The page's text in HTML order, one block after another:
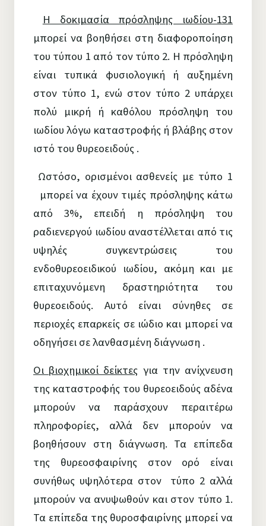
Η δοκιμασία πρόσληψης ιωδίου-131
μπορεί να βοηθήσει στη διαφοροποίηση
του τύπου 1 από τον τύπο 2. Η πρόσληψη
είναι τυπικά φυσιολογική ή αυξημένη
στον τύπο 1, ενώ στον τύπο 2 υπάρχει
πολύ μικρή ή καθόλου πρόσληψη του
ιωδίου λόγω καταστροφής ή βλάβης στον
ιστό του θυρεοειδούς .
Ωστόσο, ορισμένοι ασθενείς με τύπο 1
μπορεί να έχουν τιμές πρόσληψης κάτω
από 3%, επειδή η πρόσληψη του
ραδιενεργού ιωδίου αναστέλλεται από τις
υψηλές συγκεντρώσεις του
ενδοθυρεοειδικού ιωδίου, ακόμη και με
επιταχυνόμενη δραστηριότητα του
θυρεοειδούς. Αυτό είναι σύνηθες σε
περιοχές επαρκείς σε ιώδιο και μπορεί να
οδηγήσει σε λανθασμένη διάγνωση .
Οι βιοχημικοί δείκτες για την ανίχνευση
της καταστροφής του θυρεοειδούς αδένα
μπορούν να παράσχουν περαιτέρω
πληροφορίες, αλλά δεν μπορούν να
βοηθήσουν στη διάγνωση. Τα επίπεδα
της θυρεοσφαιρίνης στον ορό είναι
συνήθως υψηλότερα στον τύπο 2 αλλά
μπορούν να ανυψωθούν και στον τύπο 1.
Τα επίπεδα της θυροσφαιρίνης μπορεί να